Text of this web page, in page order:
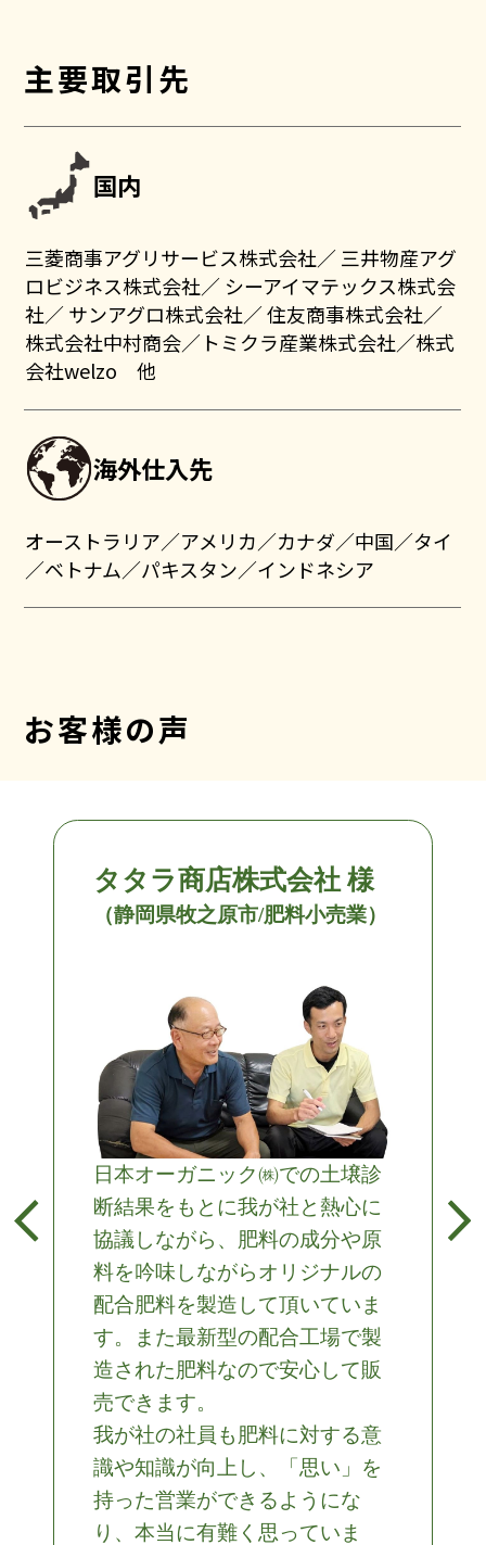
お問い合わせ
主要取引先
国内
三菱商事アグリサービス株式会社／ 三井物産アグ
ロビジネス株式会社／ シーアイマテックス株式会
社／ サンアグロ株式会社／ 住友商事株式会社／
株式会社中村商会／トミクラ産業株式会社／株式
会社welzo 他
海外仕入先
オーストラリア／アメリカ／カナダ／中国／タイ
／ベトナム／パキスタン／インドネシア
お客様の声
タタラ商店株式会社 様
（静岡県牧之原市/肥料小売業）
日本オーガニック㈱での土壌診
断結果をもとに我が社と熱心に
協議しながら、肥料の成分や原
料を吟味しながらオリジナルの
配合肥料を製造して頂いていま
す。また最新型の配合工場で製
造された肥料なので安心して販
売できます。
我が社の社員も肥料に対する意
識や知識が向上し、「思い」を
持った営業ができるようにな
り、本当に有難く思っていま